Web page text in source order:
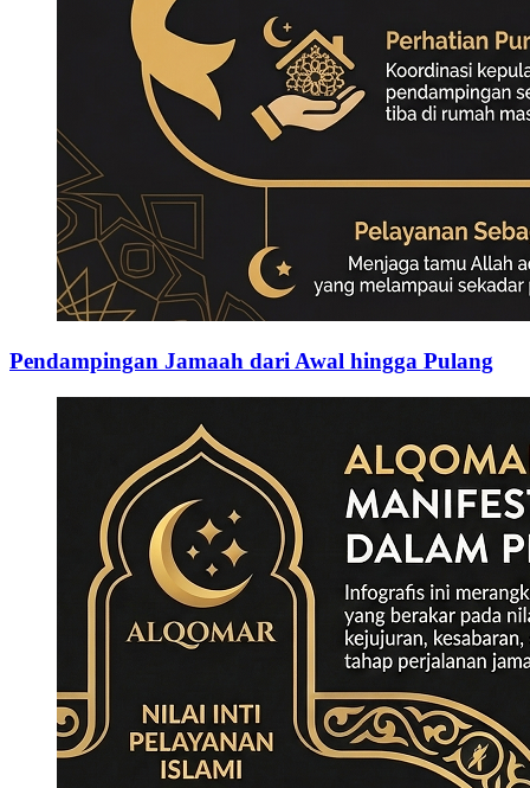
Pendampingan Jamaah dari Awal hingga Pulang